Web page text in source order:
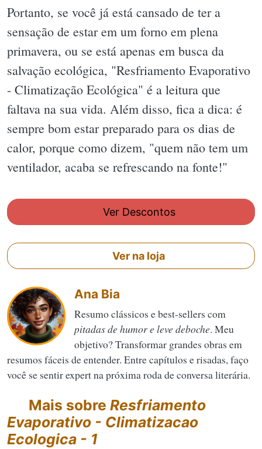
Portanto, se você já está cansado de ter a
sensação de estar em um forno em plena
primavera, ou se está apenas em busca da
salvação ecológica, "Resfriamento Evaporativo
- Climatização Ecológica" é a leitura que
faltava na sua vida. Além disso, fica a dica: é
sempre bom estar preparado para os dias de
calor, porque como dizem, "quem não tem um
ventilador, acaba se refrescando na fonte!"
Ver Descontos
Ver na loja
Ana Bia
Resumo clássicos e best-sellers com
pitadas de humor e leve deboche. Meu
objetivo? Transformar grandes obras em
resumos fáceis de entender. Entre capítulos e risadas, faço
você se sentir expert na próxima roda de conversa literária.
Mais sobre Resfriamento
Evaporativo - Climatizacao
Ecologica - 1